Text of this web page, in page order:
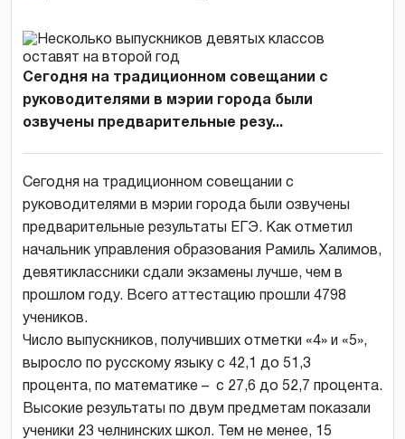
Сегодня на традиционном совещании с
руководителями в мэрии города были
озвучены предварительные резу...
Сегодня на традиционном совещании с
руководителями в мэрии города были озвучены
предварительные результаты ЕГЭ. Как отметил
начальник управления образования Рамиль Халимов,
девятиклассники сдали экзамены лучше, чем в
прошлом году. Всего аттестацию прошли 4798
учеников.
Число выпускников, получивших отметки «4» и «5»,
выросло по русскому языку с 42,1 до 51,3
процента, по математике – с 27,6 до 52,7 процента.
Высокие результаты по двум предметам показали
ученики 23 челнинских школ. Тем не менее, 15